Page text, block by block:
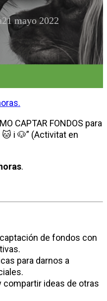
21 mayo 2022
CAPTAR FONDOS para
i 🐶” (Activitat en
horas.
de fondos con
para darnos a
compartir ideas de otras